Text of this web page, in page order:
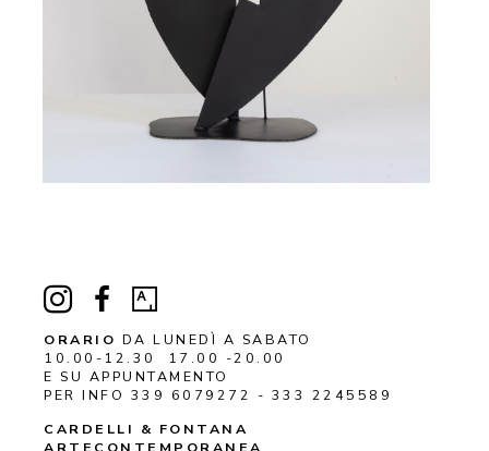
ORARIO DA LUNEDÌ A SABATO
10.00-12.30 17.00 -20.00
E SU APPUNTAMENTO
PER INFO 339 6079272 - 333 2245589
CARDELLI & FONTANA
ARTECONTEMPORANEA